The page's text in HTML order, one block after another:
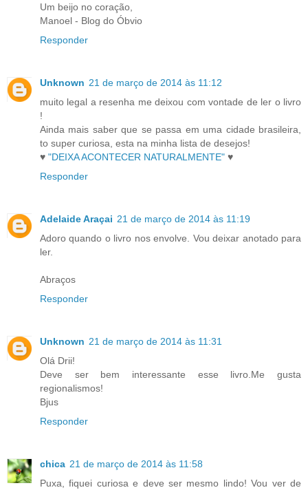
Um beijo no coração,
Manoel - Blog do Óbvio
Responder
Unknown 21 de março de 2014 às 11:12
muito legal a resenha me deixou com vontade de ler o livro
!
Ainda mais saber que se passa em uma cidade brasileira,
to super curiosa, esta na minha lista de desejos!
♥ "DEIXA ACONTECER NATURALMENTE" ♥
Responder
Adelaide Araçai 21 de março de 2014 às 11:19
Adoro quando o livro nos envolve. Vou deixar anotado para
ler.
Abraços
Responder
Unknown 21 de março de 2014 às 11:31
Olá Drii!
Deve ser bem interessante esse livro.Me gusta
regionalismos!
Bjus
Responder
chica 21 de março de 2014 às 11:58
Puxa, fiquei curiosa e deve ser mesmo lindo! Vou ver de